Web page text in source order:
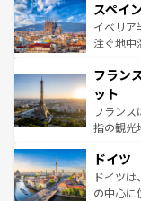
ろん、ト
景など、
ピザやパ
ませてく
なお、新
しい。
スペイン
イベリア
注ぐ地中
文化が根
れる闘牛
る。首都
アートに
せる。地
ンテンツ
フラン
ット
フランス
指の観光
で、幅広
聖堂、
から魅了
ドイツ
ドイツ
の中心に